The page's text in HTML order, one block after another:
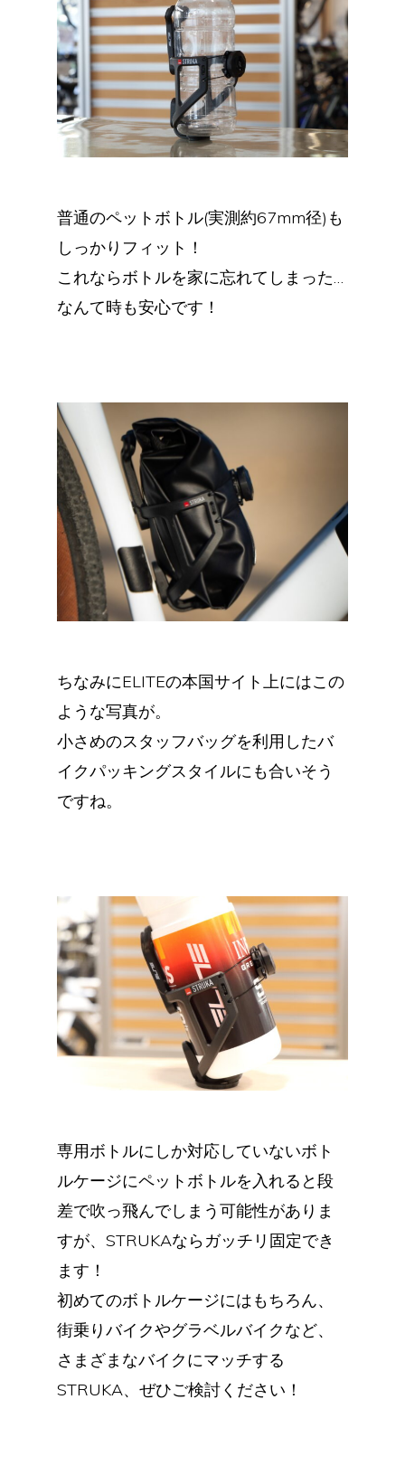
普通のペットボトル(実測約67mm径)も
しっかりフィット！
これならボトルを家に忘れてしまった…
なんて時も安心です！
ちなみにELITEの本国サイト上にはこの
ような写真が。
小さめのスタッフバッグを利用したバ
イクパッキングスタイルにも合いそう
ですね。
専用ボトルにしか対応していないボト
ルケージにペットボトルを入れると段
差で吹っ飛んでしまう可能性がありま
すが、STRUKAならガッチリ固定でき
ます！
初めてのボトルケージにはもちろん、
街乗りバイクやグラベルバイクなど、
さまざまなバイクにマッチする
STRUKA、ぜひご検討ください！